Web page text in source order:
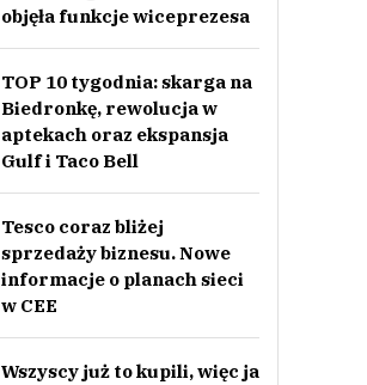
objęła funkcje wiceprezesa
TOP 10 tygodnia: skarga na
Biedronkę, rewolucja w
aptekach oraz ekspansja
Gulf i Taco Bell
Tesco coraz bliżej
sprzedaży biznesu. Nowe
informacje o planach sieci
w CEE
Wszyscy już to kupili, więc ja